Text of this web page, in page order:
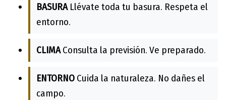
BASURALlévate toda tu basura. Respeta el
entorno.
CLIMAConsulta la previsión. Ve preparado.
ENTORNO Cuida la naturaleza. No dañes el
campo.